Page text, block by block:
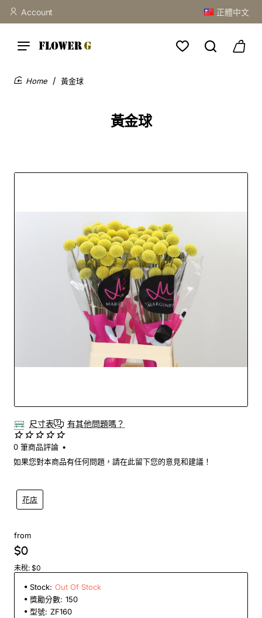
Account 正體中文
黃金球
黃金球
Out Of Stock
尺寸表 有其他問題嗎？
花店
0 筆商品評論 •
如果您對本商品有任何問題，請在此留下您的意見和建議！
from
$0
未稅: $0
Stock: Out Of Stock
獎勵分數: 150
型號: ZF160